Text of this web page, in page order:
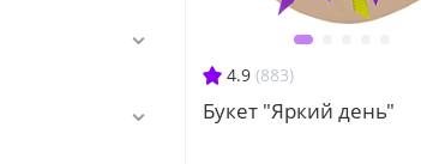
4.9 (883)
Букет "Яркий день"